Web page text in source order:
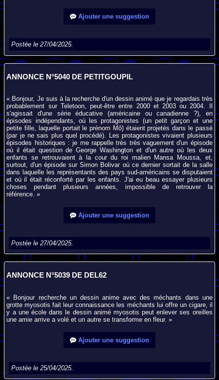
Ajouter une suggestion
Postée le 27/04/2025.
ANNONCE N°5040 DE PETITGOUPIL
« Bonjour, Je suis à la recherche d'un dessin animé que je regardais très
probablement sur Teletoon, peut-être entre 2000 et 2003 ou 2004. Il
s'agissait d'une série éducative (américaine ou canadienne ?), en
épisodes indépendants, où les protagonistes (un petit garçon et une
petite fille, laquelle portait le prénom Mô) étaient projetés dans le passé
(par je ne sais plus quel procédé). Les protagonistes vivaient plusieurs
épisodes historiques : je me rappelle très très vaguement d'un épisode
où il était question de George Washington et d'un autre où les deux
enfants se retrouvaient à la cour du roi malien Mansa Moussa, et,
surtout, d'un épisode sur Simon Bolivar où ce dernier sortait de la salle
dans laquelle les représentants des pays sud-américains se disputaient
et où il était réconforté par les enfants. J'ai eu beau essayer plusieurs
choses pendant plusieurs années, impossible de retrouver la
référence. »
Ajouter une suggestion
Postée le 27/04/2025.
ANNONCE N°5039 DE DEL62
« Bonjour recherche un dessin anime avec des méchants dans une
grotte myosotis fait leur connaissance les méchants lui offre un cigare, il
y a une école dans le dessin animé myosotis peut enlever ses oreilles
une amie arrive a volé et un autre se transforme en fleur. »
Ajouter une suggestion
Postée le 25/04/2025.